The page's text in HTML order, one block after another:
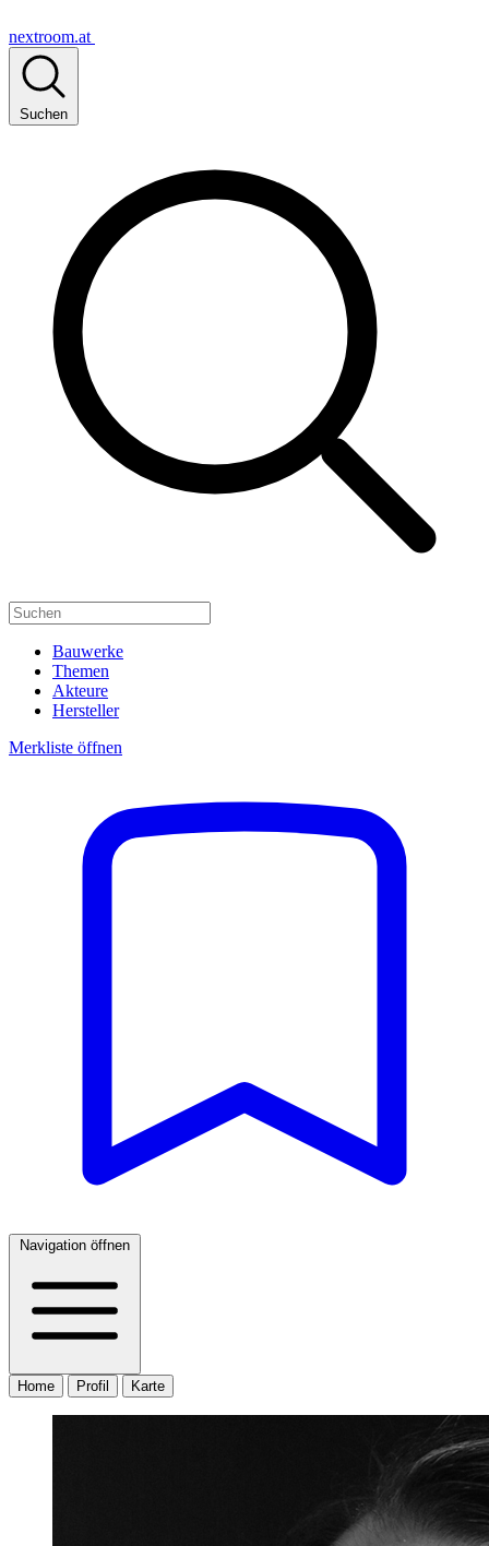
nextroom.at
Suchen
Bauwerke
Themen
Akteure
Hersteller
Merkliste öffnen
Navigation öffnen
Home Profil Karte